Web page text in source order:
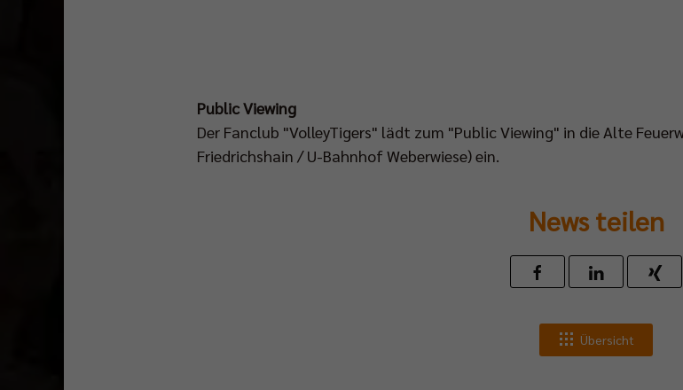
Public Viewing
Der Fanclub "VolleyTigers" lädt zum "Public Viewing" in die Alte
Friedrichshain / U-Bahnhof Weberwiese) ein.
News teilen
Übersicht